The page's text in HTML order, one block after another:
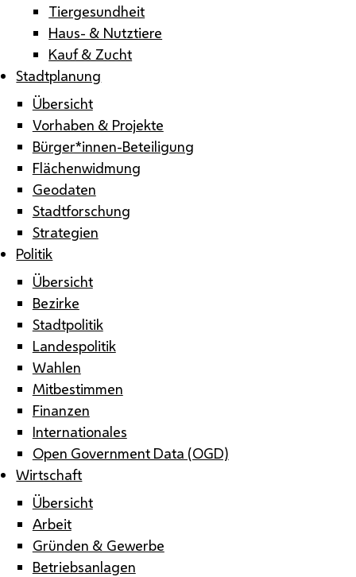
Tiergesundheit
Haus- & Nutztiere
Kauf & Zucht
Stadtplanung
Übersicht
Vorhaben & Projekte
Bürger*innen-Beteiligung
Flächenwidmung
Geodaten
Stadtforschung
Strategien
Politik
Übersicht
Bezirke
Stadtpolitik
Landespolitik
Wahlen
Mitbestimmen
Finanzen
Internationales
Open Government Data (OGD)
Wirtschaft
Übersicht
Arbeit
Gründen & Gewerbe
Betriebsanlagen